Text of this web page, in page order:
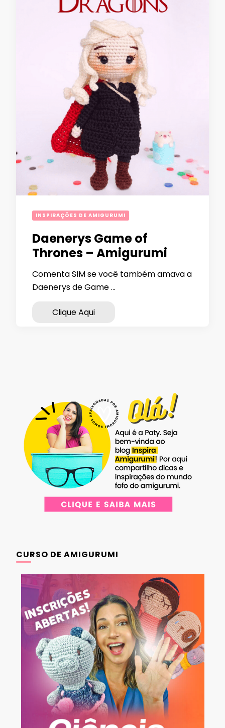
INSPIRAÇÕES DE AMIGURUMI
Daenerys Game of
Thrones – Amigurumi
Comenta SIM se você também amava a
Daenerys de Game …
Clique Aqui
CURSO DE AMIGURUMI